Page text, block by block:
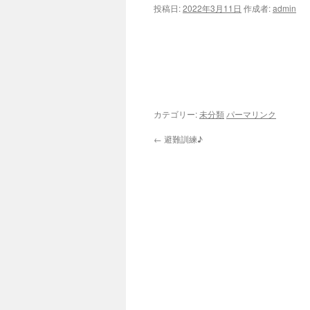
投稿日:2022年3月11日 作成者:admin
カテゴリー:未分類 パーマリンク
← 避難訓練♪